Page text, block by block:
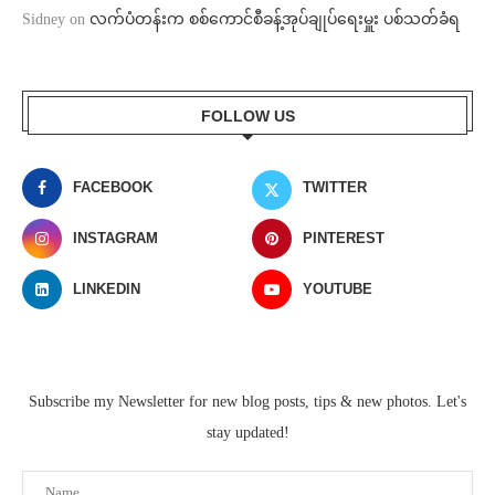
Sidney on လက်ပံတန်းက စစ်ကောင်စီခန့်အုပ်ချုပ်ရေးမှူး ပစ်သတ်ခံရ
FOLLOW US
FACEBOOK TWITTER
INSTAGRAM PINTEREST
LINKEDIN YOUTUBE
Subscribe my Newsletter for new blog posts, tips & new photos. Let's
stay updated!